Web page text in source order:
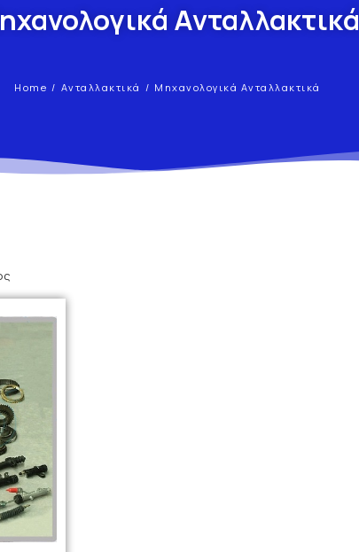
Ανταλλακτικά
Home Ανταλλακτικά Μηχανολογικά Ανταλλακτικά